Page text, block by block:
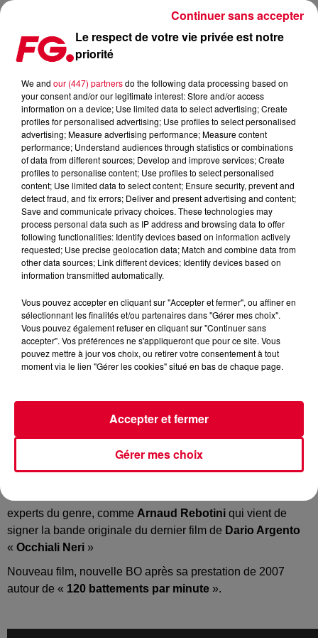
ARNAUD REBOTINI INVITÉ CE SOIR DE L'HAPPY HOUR FG
Publié : 28 février 2022 à 11h32 par Christophe HUBERT
Arnaud Rebotini
Crédit :Arnaud Rebotini
Le week-end dernier s’est tenue lacérémonie des Césars
qui a permis de montrer, entre autres, le lien entre musique
et cinéma.
Certains artistes électro sont même devenus de vrais
experts du genre, comme Arnaud Rebotini qui vient de
signer la bande originale du dernier film de Dario Argento
« Occhiali Neri »
Nouveau film, nouvelle BO après sa prestation de 2007
autour de « 120 battements par minute ».
Le respect de votre vie privée est notre
priorité
We and our (447) partnersdo the following data processing based on
your consent and/or our legitimate interest: Store and/or access
information on a device; Use limited data to select advertising; Create
profiles for personalised advertising; Use profiles to select personalised
advertising; Measure advertising performance; Measure content
performance; Understand audiences through statistics or combinations
of data from different sources; Develop and improve services; Create
profiles to personalise content; Use profiles to select personalised
content; Use limited data to select content; Ensure security, prevent and
detect fraud, and fix errors; Deliver and present advertising and content;
Save and communicate privacy choices. These technologies may
process personal data such as IP address and browsing data to offer
following functionalities: Identify devices based on information actively
requested; Use precise geolocation data; Match and combine data from
other data sources; Link different devices; Identify devices based on
information transmitted automatically.
Vous pouvez accepter en cliquant sur "Accepter et fermer", ou affiner en
sélectionnant les finalités et/ou partenaires dans "Gérer mes choix".
Vous pouvez également refuser en cliquant sur "Continuer sans
accepter". Vos préférences ne s'appliqueront que pour ce site. Vous
pouvez mettre à jour vos choix, ou retirer votre consentement à tout
moment via le lien "Gérer les cookies" situé en bas de chaque page.
Gérer mes choix
Accepter et fermer
Continuer sans accepter